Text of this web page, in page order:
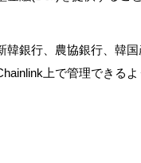
韓銀行、農協銀行、韓
上で管理できるよ